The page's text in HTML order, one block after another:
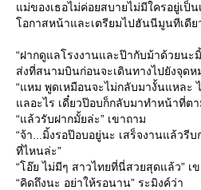
ม่ของเธอไม่ค่อยสบายไม่มีใครอยู่เป็
อกาสหน้าและเตรียมไปฮันนีมูนทีเดีย
“ฝากดูแลโรงงานและป๊ากับม้าด้วยน
ส่งที่สนามบินก่อนจะเดินทางไปยังจุด
“แหม พูดเหมือนจะไม่กลับมางั้นแหละ
ลอะไร เดี๋ยวป๊อบก็กลับมาทำหน้าที่ตา
“แล้วรับฝากมั้ยล่ะ” เขาถาม
“จ้า...มิ้งรอป๊อบอยู่นะ เสร็จงานแล้วรี
ที่ไหนล่ะ”
“โอ๊ย ไม่มีๆ สาวไทยที่นี่สวยสุดแล้ว” เ
“คิดถึงนะ อย่าให้รอนาน” ระมิงค์ว่า